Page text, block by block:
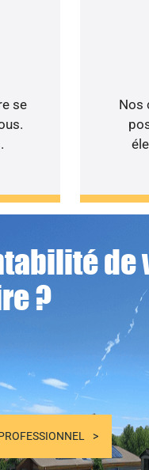
se
Nos
de
?